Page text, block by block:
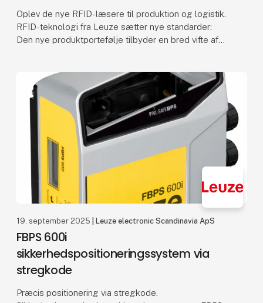
Oplev de nye RFID-læsere til produktion og logistik.
RFID-teknologi fra Leuze sætter nye standarder:
Den nye produktportefølje tilbyder en bred vifte af
19. september 2025 | Leuze electronic Scandinavia ApS
FBPS 600i
sikkerhedspositioneringssystem via
stregkode
Præcis positionering via stregkode.